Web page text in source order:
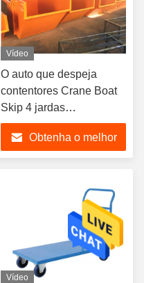
Vídeo
O auto que despeja
contentores Crane Boat
Skip 4 jardas
personalizou com seu
logotipoObtenha o melhor
Vídeo